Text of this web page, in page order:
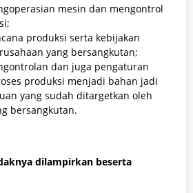
mesin dan mengontrol
produksi serta kebijakan
yang bersangkutan;
dan juga pengaturan
produksi menjadi bahan jadi
yang sudah ditargetkan oleh
bersangkutan.
dilampirkan beserta